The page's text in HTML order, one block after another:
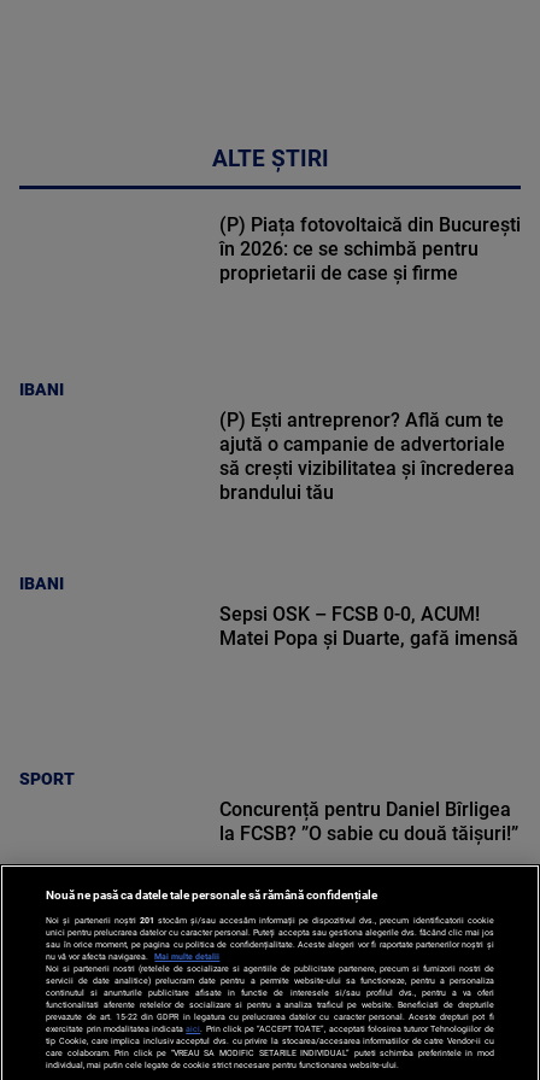
ALTE ȘTIRI
IBANI
(P) Piața fotovoltaică din București
în 2026: ce se schimbă pentru
proprietarii de case și firme
IBANI
(P) Ești antreprenor? Află cum te
ajută o campanie de advertoriale
să crești vizibilitatea și încrederea
brandului tău
SPORT
Sepsi OSK – FCSB 0-0, ACUM!
Matei Popa și Duarte, gafă imensă
SPORT
Concurență pentru Daniel Bîrligea
la FCSB? ”O sabie cu două tăișuri!”
Nouă ne pasă ca datele tale personale să rămână confidențiale
Noi și partenerii noștri 201 stocăm și/sau accesăm informații pe dispozitivul dvs., precum identificatorii cookie
unici pentru prelucrarea datelor cu caracter personal. Puteți accepta sau gestiona alegerile dvs. făcând clic mai jos
sau în orice moment, pe pagina cu politica de confidențialitate. Aceste alegeri vor fi raportate partenerilor noștri și
nu vă vor afecta navigarea.
Mai multe detalii
Noi si partenerii nostri (retelele de socializare si agentiile de publicitate partenere, precum si furnizorii nostri de
servicii de date analitice) prelucram date pentru a permite website-ului sa functioneze, pentru a personaliza
continutul si anunturile publicitare afisate in functie de interesele si/sau profilul dvs., pentru a va oferi
functionalitati aferente retelelor de socializare si pentru a analiza traficul pe website. Beneficiati de drepturile
prevazute de art. 15-22 din GDPR in legatura cu prelucrarea datelor cu caracter personal. Aceste drepturi pot fi
exercitate prin modalitatea indicataaici . Prin click pe “ACCEPT TOATE”, acceptati folosirea tuturor Tehnologiilor de
tip Cookie, care implica inclusiv acceptul dvs. cu privire la stocarea/accesarea informatiilor de catre Vendor-ii cu
care colaboram. Prin click pe “VREAU SA MODIFIC SETARILE INDIVIDUAL” puteti schimba preferintele in mod
individual, mai putin cele legate de cookie strict necesare pentru functionarea website-ului.